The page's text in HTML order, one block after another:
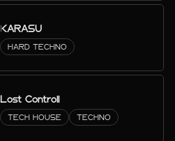
KARASU
HARD TECHNO
Lost Controll
TECH HOUSE TECHNO